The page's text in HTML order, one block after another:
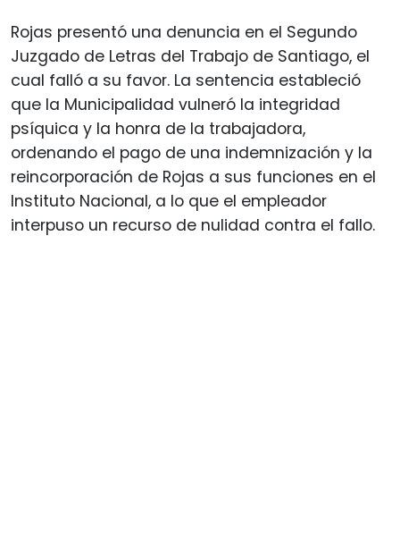
Rojas presentó una denuncia en el Segundo
Juzgado de Letras del Trabajo de Santiago, el
cual falló a su favor. La sentencia estableció
que la Municipalidad vulneró la integridad
psíquica y la honra de la trabajadora,
ordenando el pago de una indemnización y la
reincorporación de Rojas a sus funciones en el
Instituto Nacional, a lo que el empleador
interpuso un recurso de nulidad contra el fallo.